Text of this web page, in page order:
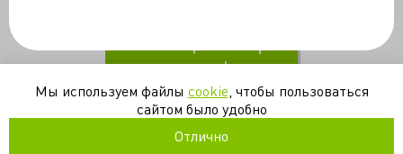
другие!
онкология
Мы используем файлы cookie , чтобы пользоваться
сайтом было удобно
Отлично